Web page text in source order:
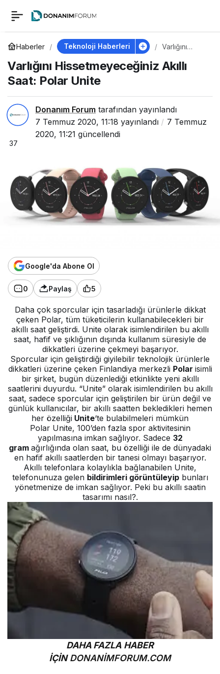
Haberler Teknoloji Haberleri
Varlığını
eğiniz Akıllı
Saat: Polar
Varlığını Hissetmeyeceğiniz Akıllı
Saat: Polar Unite
Donanım Forum tarafından yayınlandı
7 Temmuz 2020, 11:18 yayınlandı
7 Temmuz
2020, 11:21 güncellendi
37
Google'da Abone Ol
0 Paylaş 5
Daha çok sporcular için tasarladığı ürünlerle dikkat
çeken Polar, tüm tüketicilerin kullanabilecekleri bir
akıllı saat geliştirdi. Unite olarak isimlendirilen bu akıllı
saat, hafif ve şıklığının dışında kullanım süresiyle de
dikkatleri üzerine çekmeyi başarıyor.
Sporcular için geliştirdiği giyilebilir teknolojik ürünlerle
dikkatleri üzerine çeken Finlandiya merkezli Polar isimli
bir şirket, bugün düzenlediği etkinlikte yeni akıllı
saatlerini duyurdu. “Unite” olarak isimlendirilen bu akıllı
saat, sadece sporcular için geliştirilen bir ürün değil ve
günlük kullanıcılar, bir akıllı saatten bekledikleri hemen
her özelliği Unite‘te bulabilmeleri mümkün
Polar Unite, 100’den fazla spor aktivitesinin
yapılmasına imkan sağlıyor. Sadece 32
gram ağırlığında olan saat, bu özelliği ile de dünyadaki
en hafif akıllı saatlerden bir tanesi olmayı başarıyor.
Akıllı telefonlara kolaylıkla bağlanabilen Unite,
telefonunuza gelen bildirimleri görüntüleyipbunları
yönetmenize de imkan sağlıyor. Peki bu akıllı saatin
tasarımı nasıl?.
DAHA FAZLA HABER
İÇİNDONANİMFORUM.COM
Varlığını
Hissetmeyeceğiniz
Akıllı Saat: Polar
Unite